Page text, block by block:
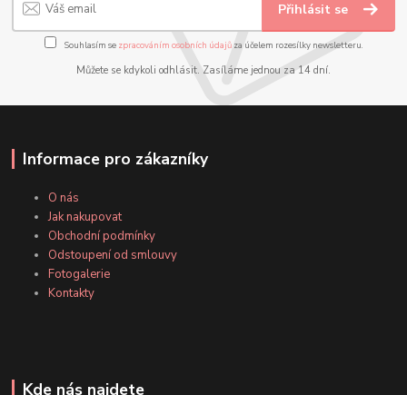
Přihlásit se
Souhlasím se zpracováním osobních údajůza účelem rozesílky newsletteru.
Můžete se kdykoli odhlásit. Zasíláme jednou za 14 dní.
Informace pro zákazníky
O nás
Jak nakupovat
Obchodní podmínky
Odstoupení od smlouvy
Fotogalerie
Kontakty
Kde nás najdete